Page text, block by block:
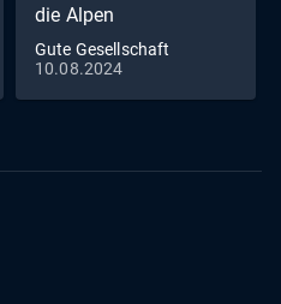
die Alpen
Gute Gesellschaft
10.08.2024